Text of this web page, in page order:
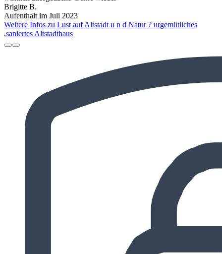
Brigitte B.
Aufenthalt im Juli 2023
Weitere Infos zu Lust auf Altstadt u n d Natur ? urgemütliches
,saniertes Altstadthaus